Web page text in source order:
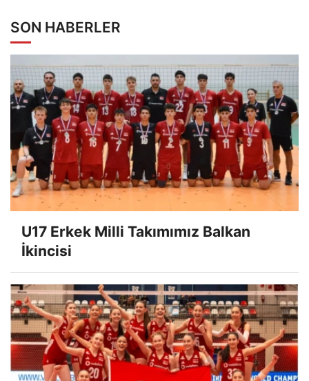
SON HABERLER
U17 Erkek Milli Takımımız Balkan
İkincisi